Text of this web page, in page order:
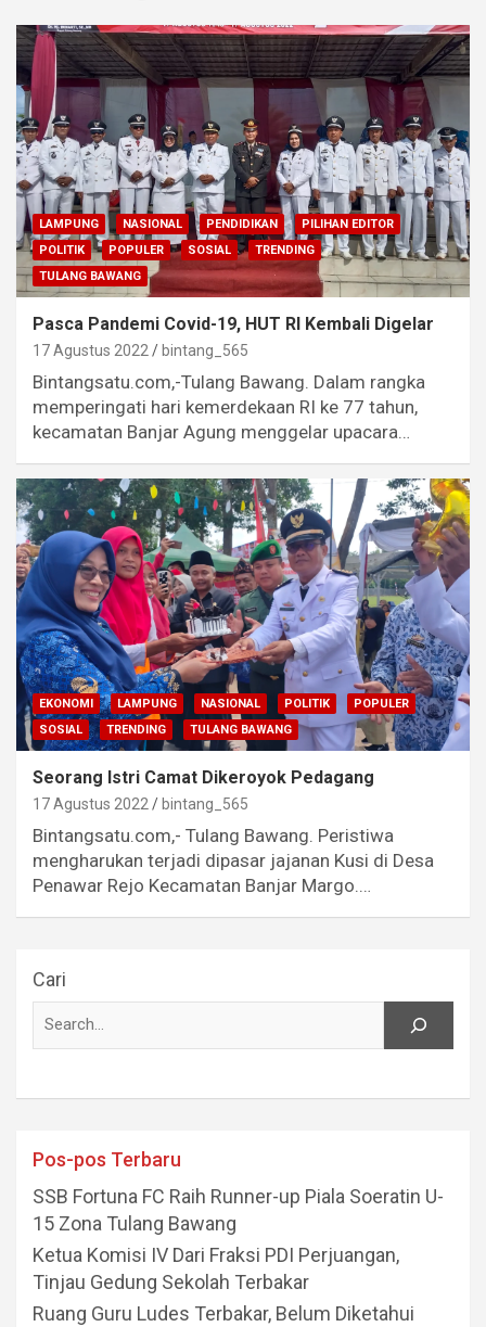
LAMPUNG NASIONAL PENDIDIKAN
PILIHAN EDITOR
POLITIK
POPULER SOSIAL
TRENDING
TULANG BAWANG
Pasca Pandemi Covid-19, HUT RI Kembali Digelar
17 Agustus 2022 bintang_565
Bintangsatu.com,-Tulang Bawang. Dalam rangka
memperingati hari kemerdekaan RI ke 77 tahun,
kecamatan Banjar Agung menggelar upacara…
EKONOMI LAMPUNG NASIONAL POLITIK
POPULER
SOSIAL
TRENDING TULANG BAWANG
Seorang Istri Camat Dikeroyok Pedagang
17 Agustus 2022 bintang_565
Bintangsatu.com,- Tulang Bawang. Peristiwa
mengharukan terjadi dipasar jajanan Kusi di Desa
Penawar Rejo Kecamatan Banjar Margo.…
Cari
Pos-pos Terbaru
SSB Fortuna FC Raih Runner-up Piala Soeratin U-
15 Zona Tulang Bawang
Ketua Komisi IV Dari Fraksi PDI Perjuangan,
Tinjau Gedung Sekolah Terbakar
Ruang Guru Ludes Terbakar, Belum Diketahui